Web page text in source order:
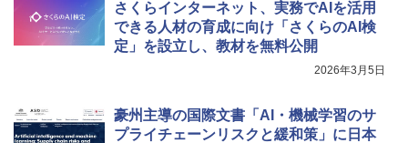
さくらインターネット、実務でAIを活用
できる人材の育成に向け「さくらのAI検
定」を設立し、教材を無料公開
2026年3月5日
豪州主導の国際文書「AI・機械学習のサ
プライチェーンリスクと緩和策」に日本